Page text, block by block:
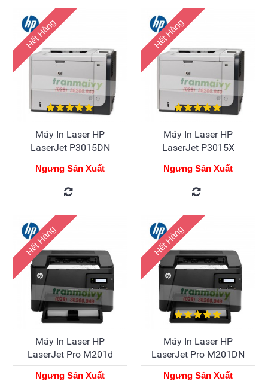
Hết Hàng
Máy In Laser HP
LaserJet P3015DN
Ngưng Sản Xuất
Hết Hàng
Máy In Laser HP
LaserJet P3015X
Ngưng Sản Xuất
Hết Hàng
Máy In Laser HP
LaserJet Pro M201d
Ngưng Sản Xuất
Hết Hàng
Máy In Laser HP
LaserJet Pro M201DN
Ngưng Sản Xuất